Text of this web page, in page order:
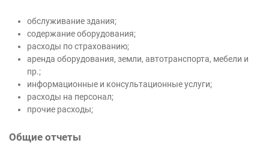
обслуживание здания;
содержание оборудования;
расходы по страхованию;
аренда оборудования, земли, автотранспорта, мебели и
пр.;
информационные и консультационные услуги;
расходы на персонал;
прочие расходы;
Общие отчеты